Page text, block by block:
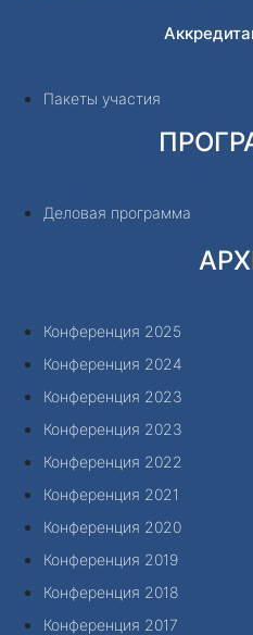
Пакеты участия
Деловая программа
Конференция 2025
Конференция 2024
Конференция 2023
Конференция 2023
Конференция 2022
Конференция 2021
Конференция 2020
Конференция 2019
Конференция 2018
Конференция 2017